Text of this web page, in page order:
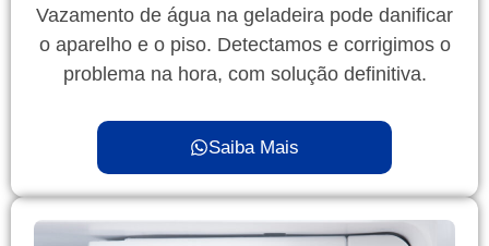
Vazamento de água na geladeira pode danificar
o aparelho e o piso. Detectamos e corrigimos o
problema na hora, com solução definitiva.
Saiba Mais